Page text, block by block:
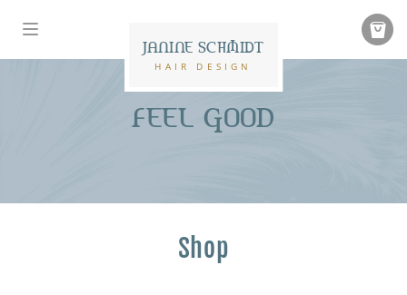
JANINE SCHMIDT
HAIR DESIGN
FEEL GOOD
Shop